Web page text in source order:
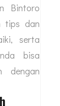
Bintoro
tips dan
serta
bisa
dengan